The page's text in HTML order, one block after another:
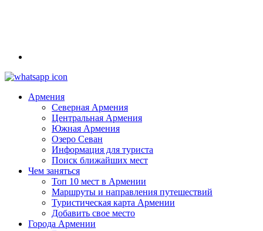
Армения
Северная Армения
Центральная Армения
Южная Армения
Озеро Севан
Информация для туриста
Поиск ближайших мест
Чем заняться
Топ 10 мест в Армении
Маршруты и направления путешествий
Туристическая карта Армении
Добавить свое место
Города Армении